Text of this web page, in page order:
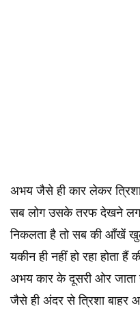
अभय जैसे ही कार लेकर
सब लोग उसके तरफ देखने
निकलता है तो सब की आँखें
यकीन ही नहीं हो रहा होता
अभय कार के दूसरी ओर
जैसे ही अंदर से त्रिशा बाहर